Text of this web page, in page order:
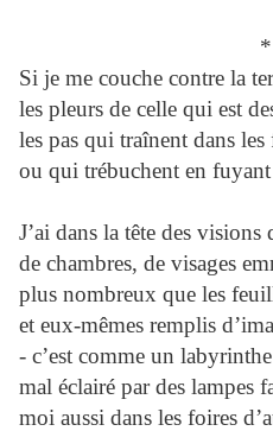
*
Si je me couche contre la
les pleurs de celle qui est
les pas qui traînent dans
ou qui trébuchent en fuyant
J’ai dans la tête des visions
de chambres, de visages
plus nombreux que les
et eux-mêmes remplis
- c’est comme un
mal éclairé par des lampes
moi aussi dans les foires